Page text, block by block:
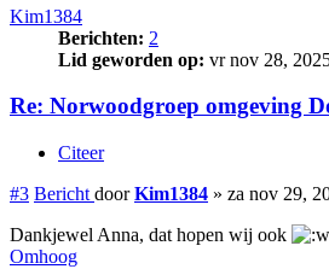
Kim1384
Berichten: 2
Lid geworden op: vr nov 28,
Re: Norwoodgroep omgeving
Citeer
#3 Bericht doorKim1384 » za nov 29,
Dankjewel Anna, dat hopen wij ook
Omhoog